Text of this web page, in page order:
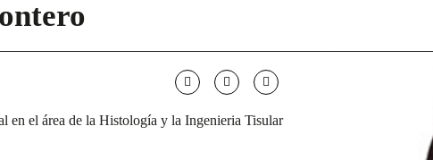
en el área de la Histología y la Ingenieria Tisular